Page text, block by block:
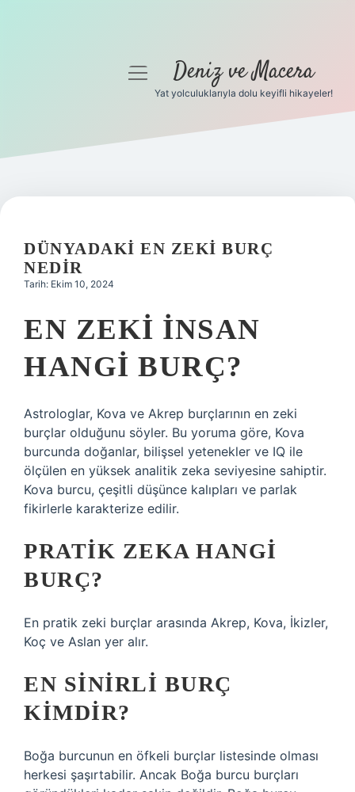
Gizlilik Politikası
Yasal Uyarı
menüyüDeniz ve Macera
Yat yolculuklarıyla dolu keyifli hikayeler!
DÜNYADAKI EN ZEKI BURÇ
NEDIR
Tarih: Ekim 10, 2024
EN ZEKI INSAN
HANGI BURÇ?
Astrologlar, Kova ve Akrep burçlarının en zeki
burçlar olduğunu söyler. Bu yoruma göre, Kova
burcunda doğanlar, bilişsel yetenekler ve IQ ile
ölçülen en yüksek analitik zeka seviyesine sahiptir.
Kova burcu, çeşitli düşünce kalıpları ve parlak
fikirlerle karakterize edilir.
PRATIK ZEKA HANGI
BURÇ?
En pratik zeki burçlar arasında Akrep, Kova, İkizler,
Koç ve Aslan yer alır.
EN SINIRLI BURÇ
KIMDIR?
Boğa burcunun en öfkeli burçlar listesinde olması
herkesi şaşırtabilir. Ancak Boğa burcu burçları